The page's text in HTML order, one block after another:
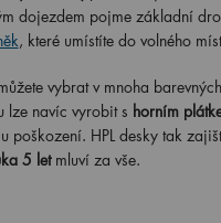
dojezdem pojme základní
, které umístíte do volného
vybrat v mnoha
lze navíc vyrobit s horním
poškození. HPL desky tak
5 let mluví za vše.